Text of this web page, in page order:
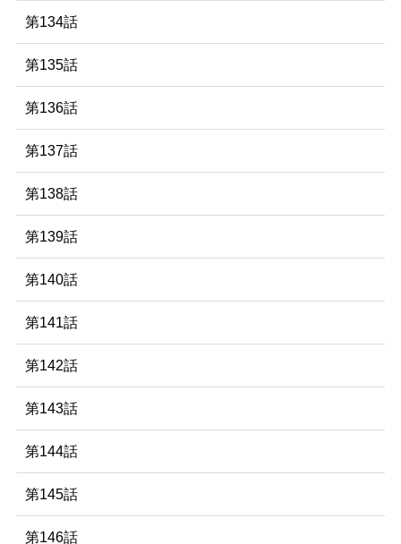
第134話
第135話
第136話
第137話
第138話
第139話
第140話
第141話
第142話
第143話
第144話
第145話
第146話